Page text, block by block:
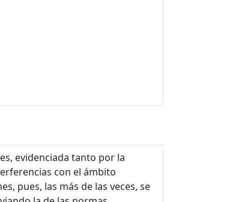
evidenciada tanto por la
con el ámbito
pues, las más de las veces, se